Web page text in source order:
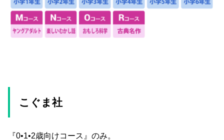
こぐま社
『0•1•2歳向けコース』のみ。